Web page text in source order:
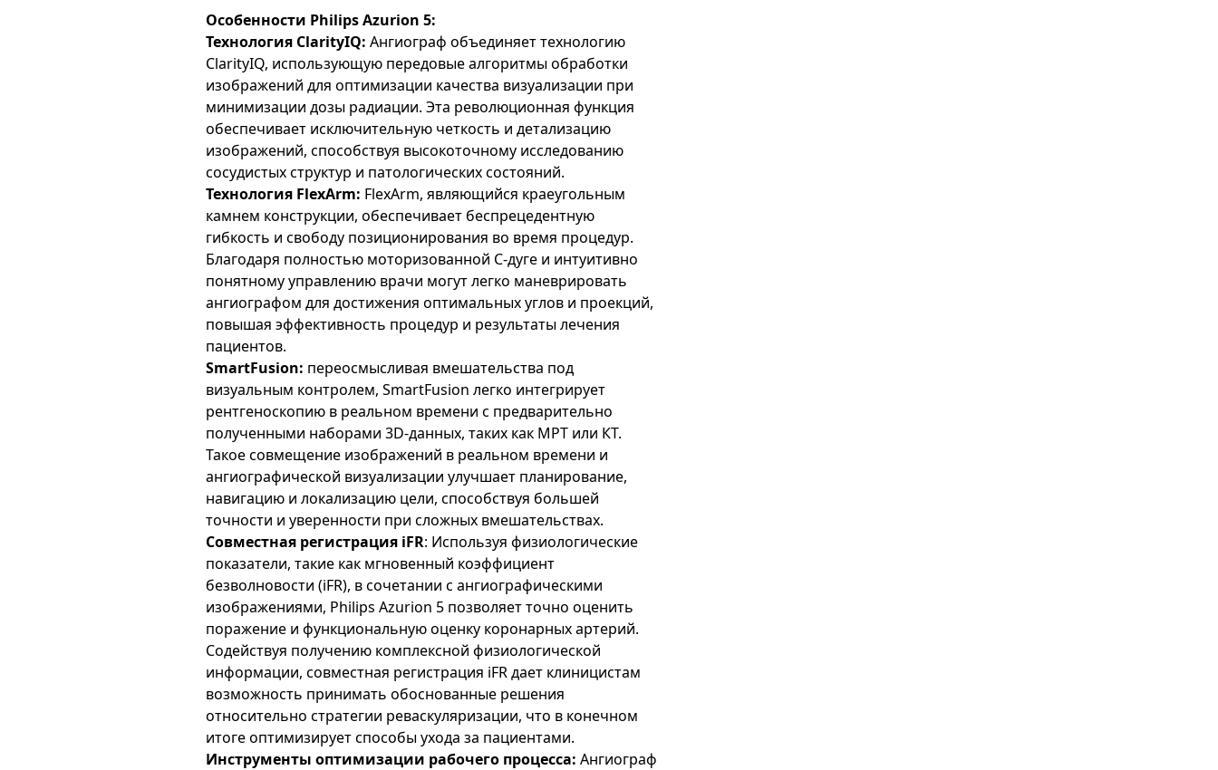
Особенности Philips Azurion 5:
Технология ClarityIQ: Ангиограф объединяет технологию
ClarityIQ, использующую передовые алгоритмы обработки
изображений для оптимизации качества визуализации при
минимизации дозы радиации. Эта революционная функция
обеспечивает исключительную четкость и детализацию
изображений, способствуя высокоточному исследованию
сосудистых структур и патологических состояний.
Технология FlexArm: FlexArm, являющийся краеугольным
камнем конструкции, обеспечивает беспрецедентную
гибкость и свободу позиционирования во время процедур.
Благодаря полностью моторизованной С-дуге и интуитивно
понятному управлению врачи могут легко маневрировать
ангиографом для достижения оптимальных углов и проекций,
повышая эффективность процедур и результаты лечения
пациентов.
SmartFusion: переосмысливая вмешательства под
визуальным контролем, SmartFusion легко интегрирует
рентгеноскопию в реальном времени с предварительно
полученными наборами 3D-данных, таких как МРТ или КТ.
Такое совмещение изображений в реальном времени и
ангиографической визуализации улучшает планирование,
навигацию и локализацию цели, способствуя большей
точности и уверенности при сложных вмешательствах.
Совместная регистрация iFR: Используя физиологические
показатели, такие как мгновенный коэффициент
безволновости (iFR), в сочетании с ангиографическими
изображениями, Philips Azurion 5 позволяет точно оценить
поражение и функциональную оценку коронарных артерий.
Содействуя получению комплексной физиологической
информации, совместная регистрация iFR дает клиницистам
возможность принимать обоснованные решения
относительно стратегии реваскуляризации, что в конечном
итоге оптимизирует способы ухода за пациентами.
Инструменты оптимизации рабочего процесса: Ангиограф